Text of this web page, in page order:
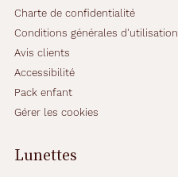
N
'
h
é
i
t
z
p
Charte de confidentialité
Conditions générales d'utilisation
Avis clients
Accessibilité
Pack enfant
Gérer les cookies
Lunettes